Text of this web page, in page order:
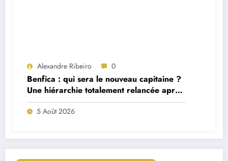
Alexandre Ribeiro 0
Benfica : qui sera le nouveau capitaine ?
Une hiérarchie totalement relancée après
deux départs majeurs
5 Août 2026